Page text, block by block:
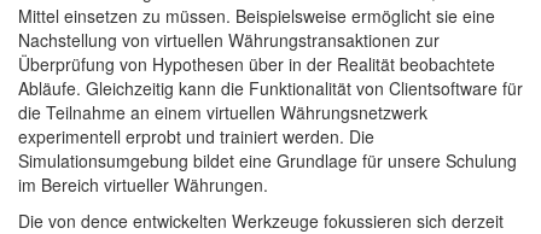
Mittel einsetzen zu müssen. Beispielsweise ermöglicht sie eine
Nachstellung von virtuellen Währungstransaktionen zur
Überprüfung von Hypothesen über in der Realität beobachtete
Abläufe. Gleichzeitig kann die Funktionalität von Clientsoftware für
die Teilnahme an einem virtuellen Währungsnetzwerk
experimentell erprobt und trainiert werden. Die
Simulationsumgebung bildet eine Grundlage für unsere Schulung
im Bereich virtueller Währungen.
Die von dence entwickelten Werkzeuge fokussieren sich derzeit